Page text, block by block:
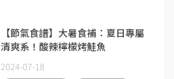
【節氣食譜】大暑食補：夏日專屬
清爽系！酸辣檸檬烤鮭魚
2024-07-18